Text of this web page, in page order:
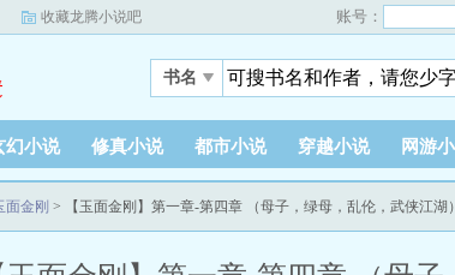
收藏龙腾小说吧 账号：
书名
幻小说 修真小说 都市小说 穿越小说 网游
面金刚 > 【玉面金刚】第一章-第四章 （母子，绿母，乱伦，武侠江湖）